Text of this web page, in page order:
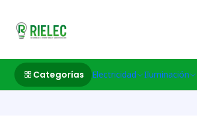
Categorías Electricidad Iluminación